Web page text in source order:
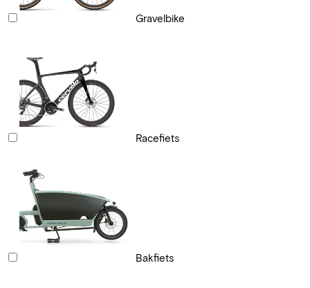
Gravelbike
Racefiets
Bakfiets